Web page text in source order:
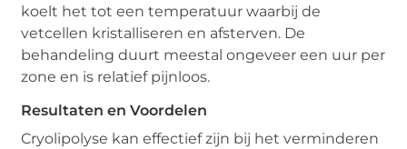
koelt het tot een temperatuur waarbij de
vetcellen kristalliseren en afsterven. De
behandeling duurt meestal ongeveer een uur per
zone en is relatief pijnloos.
Resultaten en Voordelen
Cryolipolyse kan effectief zijn bij het verminderen